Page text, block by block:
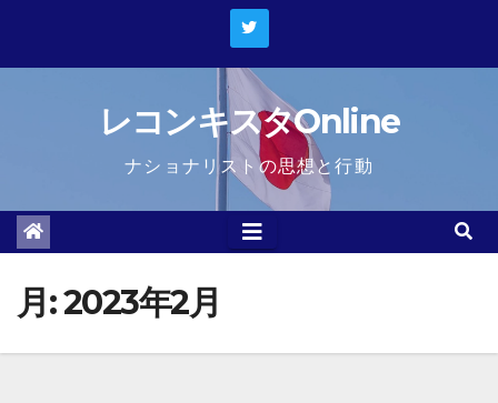
レコンキスタOnline
ナショナリストの思想と行動
月:2023年2月